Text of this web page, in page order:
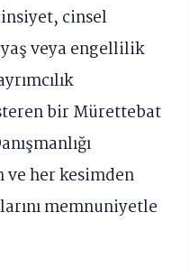
cinsel
veya engellilik
bir Mürettebat
ve her kesimden
memnuniyetle